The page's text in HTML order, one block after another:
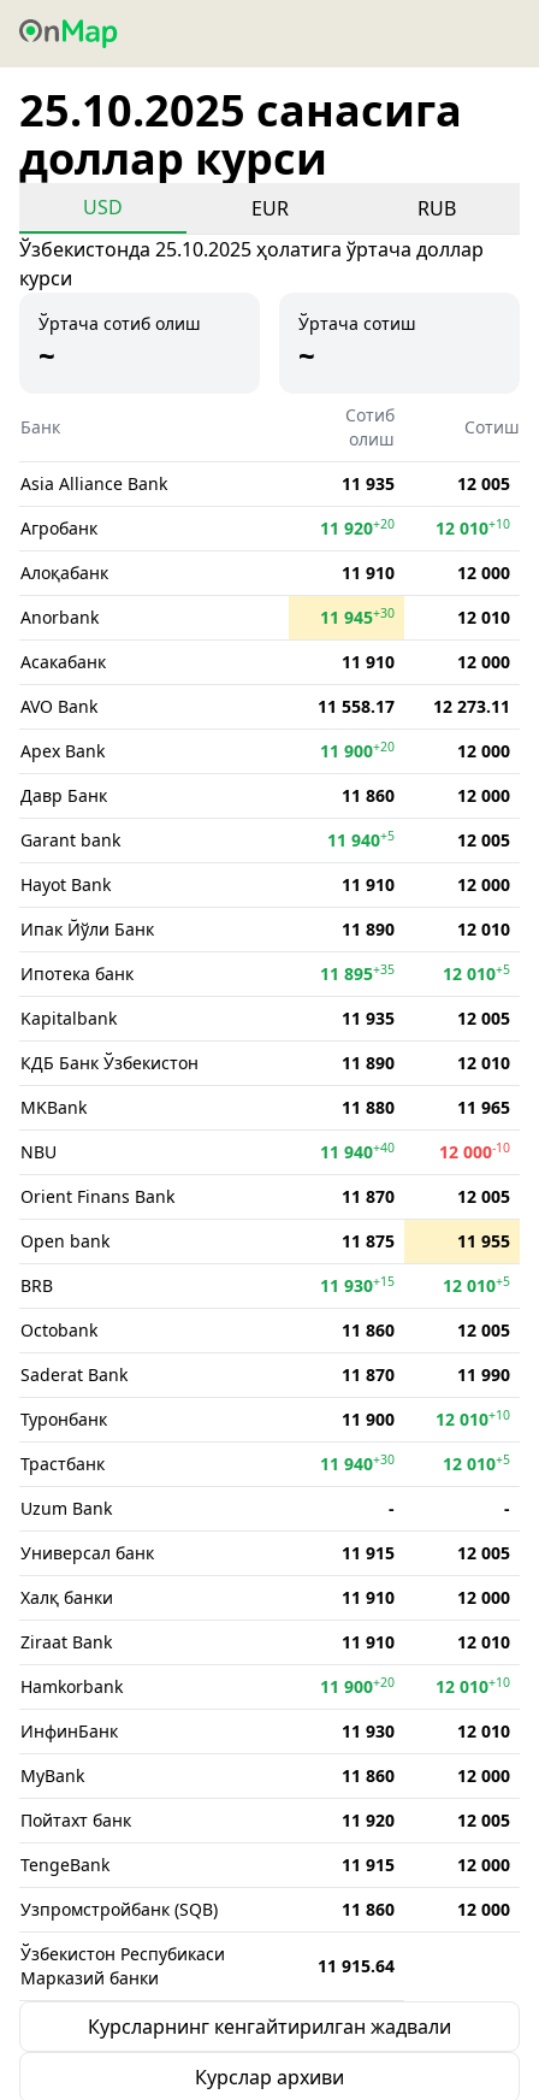
25.10.2025 санасига
доллар курси
USD EUR
RUB
Ўзбекистонда 25.10.2025 ҳолатига ўртача доллар
курси
Ўртача сотиб олиш
~
Ўртача сотиш
~
Банк
Сотиб
олиш
Сотиш
Asia Alliance Bank 11 935
12 005
Агробанк
11 920+20 12 010+10
Алоқабанк 11 910
12 000
Anorbank
11 945+30
12 010
Асакабанк
11 910
12 000
AVO Bank
11 558.17
12 273.11
Apex Bank
11 900+20
12 000
Давр Банк
11 860
12 000
Garant bank
11 940+5
12 005
Hayot Bank
11 910
12 000
Ипак Йўли Банк
11 890
12 010
Ипотека банк
11 895+35 12 010+5
Kapitalbank 11 935
12 005
КДБ Банк Ўзбекистон
11 890
12 010
MKBank
11 880
11 965
NBU
11 940+40 12 000-10
Orient Finans Bank 11 870
12 005
Open bank
11 875
11 955
BRB
11 930+15 12 010+5
Octobank 11 860
12 005
Saderat Bank
11 870
11 990
Туронбанк
11 900 12 010+10
Трастбанк 11 940+30 12 010+5
Uzum Bank -
-
Универсал банк
11 915
12 005
Халқ банки
11 910
12 000
Ziraat Bank
11 910
12 010
Hamkorbank
11 900+20 12 010+10
ИнфинБанк 11 930
12 010
MyBank
11 860
12 000
Пойтахт банк
11 920
12 005
TengeBank
11 915
12 000
Узпромстройбанк (SQB)
11 860
12 000
Ўзбекистон Респубикаси
Марказий банки
11 915.64
Курсларнинг кенгайтирилган жадвали
Курслар архиви